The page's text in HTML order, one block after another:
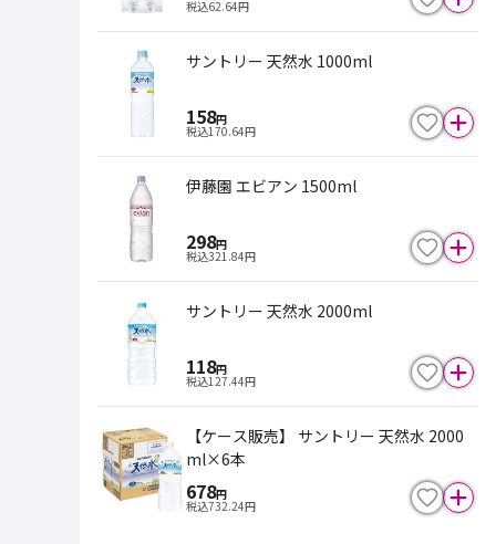
税込62.64円
サントリー 天然水 1000ml
158円
税込170.64円
伊藤園 エビアン 1500ml
298円
税込321.84円
サントリー 天然水 2000ml
118円
税込127.44円
【ケース販売】 サントリー 天然水 2000
ml×6本
678円
税込732.24円